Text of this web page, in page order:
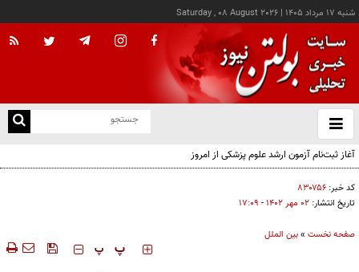
شنبه ۱۷ مرداد ۱۴۰۵ |
Saturday , 08 August 2026
باز
و
آغاز ثبت‌نام آزمون ارشد علوم پزشکی از امروز
کد خبر: ۸۳۰۷۵۶
تاریخ انتشار: ۰۲ مهر ۱۴۰۲ - ۱۷:۰۹
صفحه نخست »بین الملل
‍‍‍ پ پ